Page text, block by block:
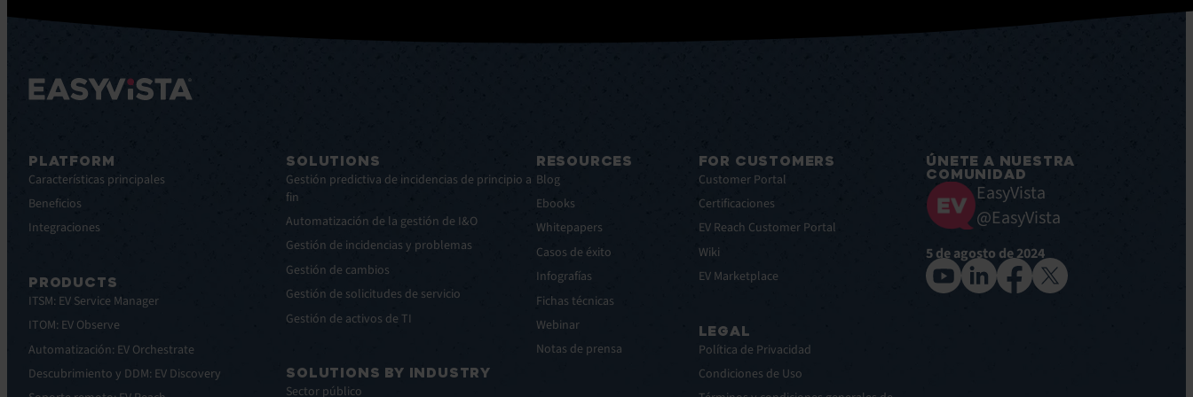
PLATFORM
Características principales
Beneficios
Integraciones
PRODUCTS
ITSM: EV Service Manager
ITOM: EV Observe
Automatización: EV Orchestrate
Descubrimiento y DDM: EV Discovery
SOLUTIONS
Gestión predictiva de incidencias de principio a
fin
Automatización de la gestión de I&O
Gestión de incidencias y problemas
Gestión de cambios
Gestión de solicitudes de servicio
Gestión de activos de TI
SOLUTIONS BY INDUSTRY
Sector público
RESOURCES
Blog
Ebooks
Whitepapers
Casos de éxito
Infografías
Fichas técnicas
Webinar
Notas de prensa
FOR CUSTOMERS
Customer Portal
Certificaciones
EV Reach Customer Portal
Wiki
EV Marketplace
LEGAL
Política de Privacidad
Condiciones de Uso
ÚNETE A NUESTRA
COMUNIDAD
EasyVista
@EasyVista
5 de agosto de 2024